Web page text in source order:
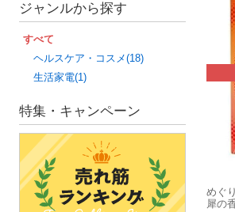
ジャンルから探す
すべて
ヘルスケア・コスメ(18)
生活家電(1)
特集・キャンペーン
めぐ
犀の